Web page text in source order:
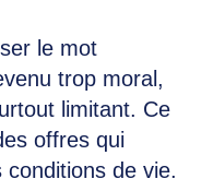
le mot
trop moral,
limitant. Ce
offres qui
de vie.